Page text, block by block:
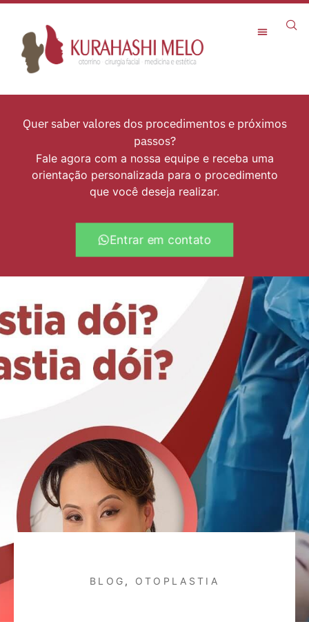
Quer saber valores dos procedimentos e próximos
passos?
Fale agora com a nossa equipe e receba uma
orientação personalizada para o procedimento
que você deseja realizar.
Entrar em contato
BLOG , OTOPLASTIA